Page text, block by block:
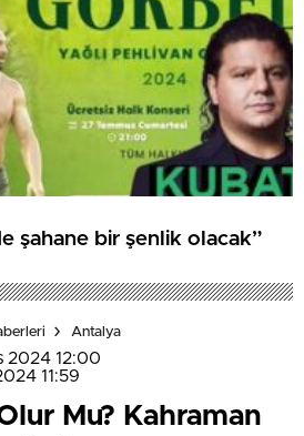
şahane bir şenlik olacak”
Antalya
2024 12:00
11:59
Mu? Kahraman